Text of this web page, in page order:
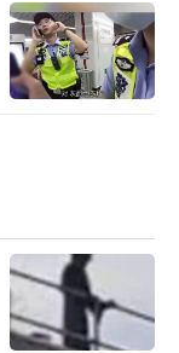
权赔偿款，
申请冻结兰
原则。在此情
涉及公众利
信息，有错